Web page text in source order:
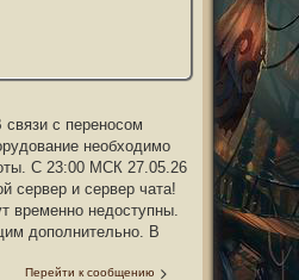
с переносом
необходимо
С 23:00 МСК 27.05.26
сервер и сервер чата!
временно недоступны.
дополнительно. В
Перейти к сообщению